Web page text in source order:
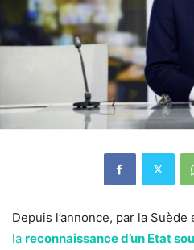
Depuis l’annonce, par la Suède
la reconnaissance d’un Etat